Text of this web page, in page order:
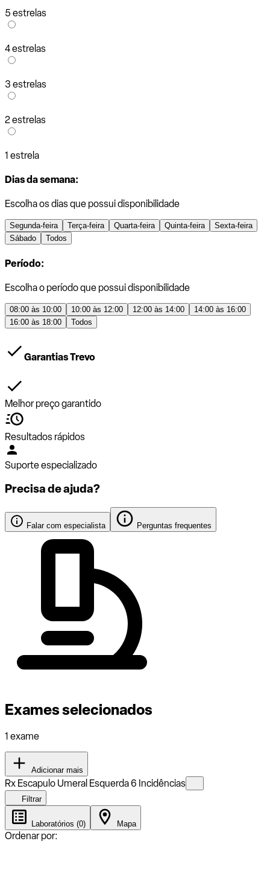
5 estrelas
4 estrelas
3 estrelas
2 estrelas
1 estrela
Dias da semana:
Escolha os dias que possui disponibilidade
Segunda-feira Terça-feira Quarta-feira Quinta-feira
Sexta-feira
Sábado
Todos
Período:
Escolha o período que possui disponibilidade
08:00 às 10:00 10:00 às 12:00 12:00 às 14:00
14:00 às 16:00
16:00 às 18:00
Todos
Garantias Trevo
Melhor preço garantido
Resultados rápidos
Suporte especializado
Precisa de ajuda?
Falar com especialista Perguntas frequentes
Exames selecionados
1 exame
Adicionar mais
Rx Escapulo Umeral Esquerda 6 Incidências
Filtrar
Laboratórios (0) Mapa
Ordenar por: